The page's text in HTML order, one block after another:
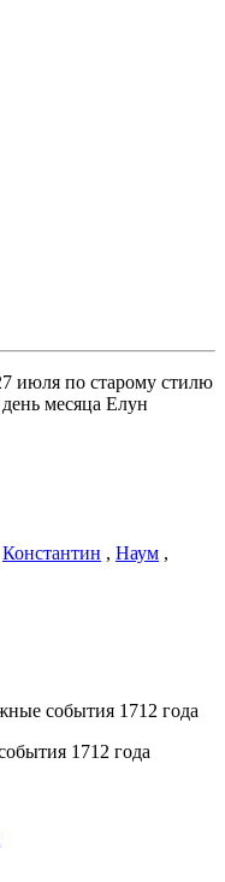
июля по старому стилю
месяца Елун
Константин , Наум ,
события 1712 года
1712 года